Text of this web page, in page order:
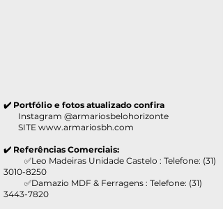
✔️ Portfólio e fotos atualizado confira
Instagram @armariosbelohorizonte
SITE www.armariosbh.com
✔️ Referências Comerciais:
✅Leo Madeiras Unidade Castelo : Telefone: (31)
3010-8250
✅Damazio MDF & Ferragens : Telefone: (31)
3443-7820